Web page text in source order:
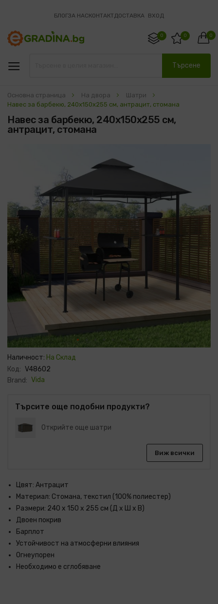
БЛОГЗА НАСКОНТАКТДОСТАВКА ВХОД
0
0 0
Търсене
Основна страница На двора
Шатри
Навес за барбекю, 240x150x255 см, антрацит, стомана
Навес за барбекю, 240x150x255 см,
антрацит, стомана
изображенията
Преминете
към
на
галерия
със
Наличност: На Склад
Код: V48602
Brand: Vida
Търсите още подобни продукти?
Открийте още шатри
Виж всички
Цвят: Антрацит
Материал: Стомана, текстил (100% полиестер)
Размери: 240 x 150 x 255 см (Д x Ш x В)
Двоен покрив
Барплот
Устойчивост на атмосферни влияния
Огнеупорен
Необходимо е сглобяване